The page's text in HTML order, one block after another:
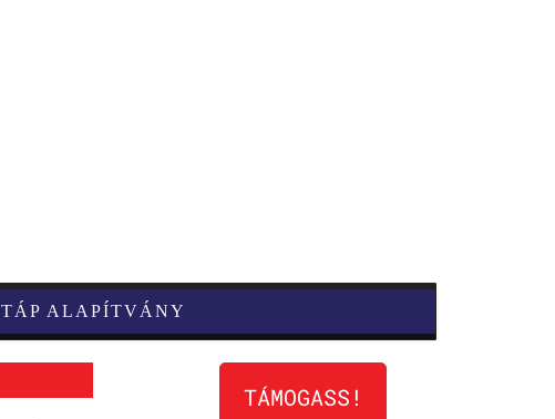
TÁP ALAPÍTVÁNY
TÁMOGASS!